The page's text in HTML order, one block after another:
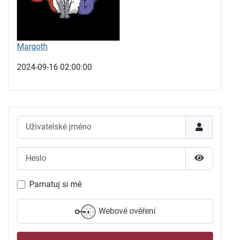
Pamatuj si mě
Webové ověření
Margoth
2024-09-16 02:00:00